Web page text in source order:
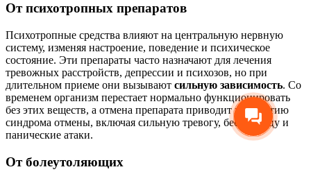
От психотропных препаратов
Психотропные средства влияют на центральную нервную
систему, изменяя настроение, поведение и психическое
состояние. Эти препараты часто назначают для лечения
тревожных расстройств, депрессии и психозов, но при
длительном приеме они вызывают сильную зависимость. Со
временем организм перестает нормально функционировать
без этих веществ, а отмена препарата приводит к развитию
синдрома отмены, включая сильную тревогу, бессонницу и
панические атаки.
От болеутоляющих